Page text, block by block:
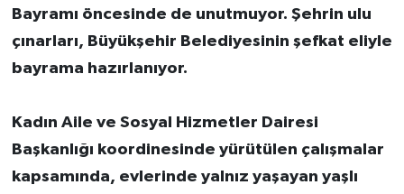
Bayramı öncesinde de unutmuyor. Şehrin ulu
çınarları, Büyükşehir Belediyesinin şefkat eliyle
bayrama hazırlanıyor.
Kadın Aile ve Sosyal Hizmetler Dairesi
Başkanlığı koordinesinde yürütülen çalışmalar
kapsamında, evlerinde yalnız yaşayan yaşlı